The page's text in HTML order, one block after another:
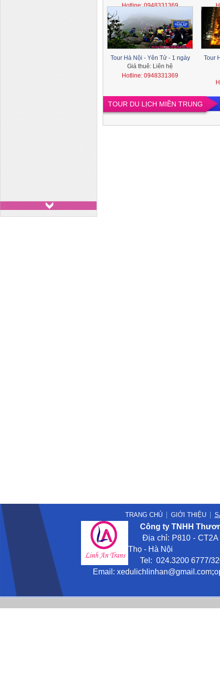
Hotline: 0948331369
Tour Hà Nội - Yên Tử - 1 ngày
Giá thuê: Liên hệ
Hotline: 0948331369
Tour
TOUR DU LỊCH MIỀN TRUNG
TRANG CHỦ GIỚI THIỆU
Công ty TNHH
Địa chỉ: P810 - CT2A
Thọ - Hà Nội
Tel: 024.3200 6777/
Email: xedulichlinhan@gmail .com;